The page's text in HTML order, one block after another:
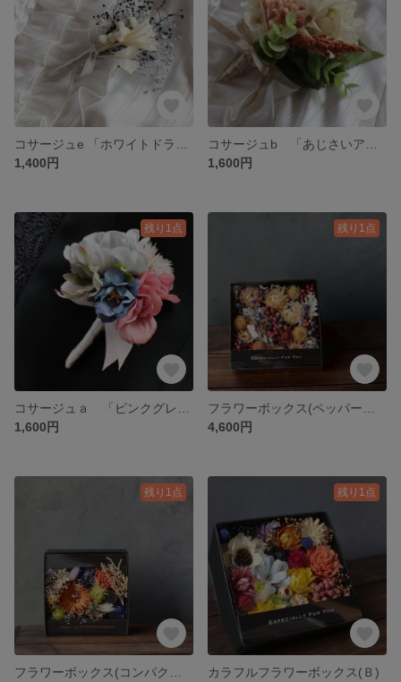
1,400円
1,600円
残り1点
1,600円
残り1点
4,600円
残り1点 残り1点
カラフルフラワーボックス(Ｂ)